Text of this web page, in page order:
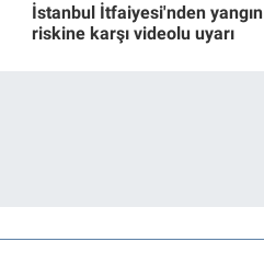
İstanbul İtfaiyesi'nden yangın
riskine karşı videolu uyarı